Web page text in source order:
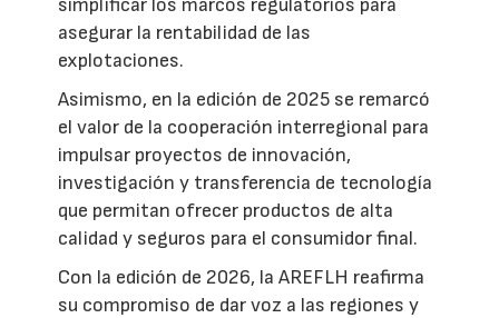
asegurar la rentabilidad de las
explotaciones.
Asimismo, en la edición de 2025 se remarcó
el valor de la cooperación interregional para
impulsar proyectos de innovación,
investigación y transferencia de tecnología
que permitan ofrecer productos de alta
calidad y seguros para el consumidor final.
Con la edición de 2026, la AREFLH reafirma
su compromiso de dar voz a las regiones y